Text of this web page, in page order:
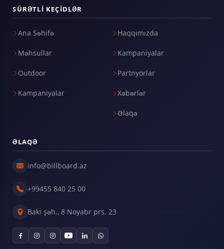
SÜRƏTLI KEÇIDLƏR
Ana Səhifə
Məhsullar
Outdoor
Kampaniyalar
Haqqımızda
Kampaniyalar
Partnyorlar
Xəbərlər
Əlaqə
ƏLAQƏ
info@billboard.az
+99455 840 25 00
Bakı şəh., 8 Noyabr prs. 23